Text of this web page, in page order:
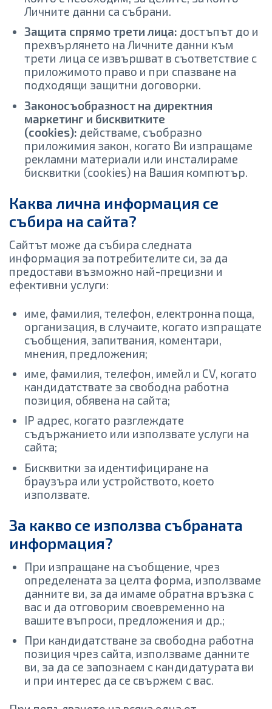
Личните данни са събрани.
Защита спрямо трети лица: достъпът до и
прехвърлянето на Личните данни към
трети лица се извършват в съответствие с
приложимото правo и при спазване на
подходящи защитни договорки.
Законосъобразност на директния
маркетинг и бисквитките
(cookies): действаме, съобразно
приложимия закон, когато Ви изпращаме
рекламни материали или инсталираме
бисквитки (cookies) на Вашия компютър.
Каква лична информация се
събира на сайта?
Сайтът може да събира следната
информация за потребителите си, за да
предостави възможно най-прецизни и
ефективни услуги:
име, фамилия, телефон, електронна поща,
организация, в случаите, когато изпращате
съобщения, запитвания, коментари,
мнения, предложения;
име, фамилия, телефон, имейл и CV, когато
кандидатствате за свободна работна
позиция, обявена на сайта;
IP адрес, когато разглеждате
съдържанието или използвате услуги на
сайта;
Бисквитки за идентифициране на
браузъра или устройството, което
използвате.
За какво се използва събраната
информация?
При изпращане на съобщение, чрез
определената за целта форма, използваме
данните ви, за да имаме обратна връзка с
вас и да отговорим своевременно на
вашите въпроси, предложения и др.;
При кандидатстване за свободна работна
позиция чрез сайта, използваме данните
ви, за да се запознаем с кандидатурата ви
и при интерес да се свържем с вас.